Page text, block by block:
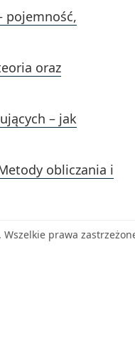
pojemność,
oraz
– jak
obliczania i
prawa